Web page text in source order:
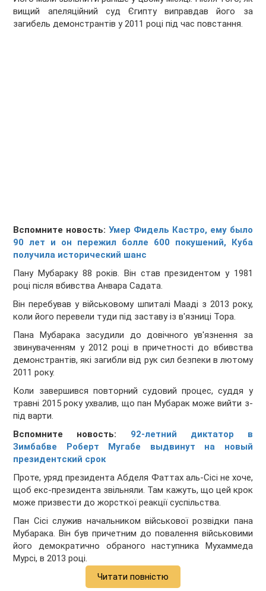
вищий апеляційний суд Єгипту виправдав його за
загибель демонстрантів у 2011 році під час повстання.
Вспомните новость:Умер Фидель Кастро, ему было
90 лет и он пережил болле 600 покушений, Куба
получила исторический шанс
Пану Мубараку 88 років. Він став президентом у 1981
році після вбивства Анвара Садата.
Він перебував у військовому шпиталі Мааді з 2013 року,
коли його перевели туди під заставу із в'язниці Тора.
Пана Мубарака засудили до довічного ув'язнення за
звинуваченням у 2012 році в причетності до вбивства
демонстрантів, які загибли від рук сил безпеки в лютому
2011 року.
Коли завершився повторний судовий процес, суддя у
травні 2015 року ухвалив, що пан Мубарак може вийти з-
під варти.
Вспомните новость: 92-летний диктатор в
Зимбабве Роберт Мугабе выдвинут на новый
президентский срок
Проте, уряд президента Абделя Фаттах аль-Сісі не хоче,
щоб екс-президента звільняли. Там кажуть, що цей крок
може призвести до жорсткої реакції суспільства.
Пан Сісі служив начальником військової розвідки пана
Мубарака. Він був причетним до повалення військовими
його демократично обраного наступника Мухаммеда
Мурсі, в 2013 році.
Читати повністю